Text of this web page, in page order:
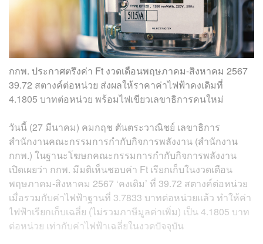
กกพ. ประกาศตรึงค่า Ft งวดเดือนพฤษภาคม-สิงหาคม 2567
39.72 สตางค์ต่อหน่วย ส่งผลให้ราคาค่าไฟฟ้าคงเดิมที่
4.1805 บาทต่อหน่วย พร้อมไฟเขียวเลขาธิการคนใหม่
วันนี้ (27 มีนาคม) คมกฤช ตันตระวาณิชย์ เลขาธิการ
สำนักงานคณะกรรมการกำกับกิจการพลังงาน (สำนักงาน
กกพ.) ในฐานะโฆษกคณะกรรมการกำกับกิจการพลังงาน
เปิดเผยว่า กกพ. มีมติเห็นชอบค่า Ft เรียกเก็บในงวดเดือน
พฤษภาคม-สิงหาคม 2567 ‘คงเดิม’ ที่ 39.72 สตางค์ต่อหน่วย
เมื่อรวมกับค่าไฟฟ้าฐานที่ 3.7833 บาทต่อหน่วยแล้ว ทำให้ค่า
ไฟฟ้าเรียกเก็บเฉลี่ย (ไม่รวมภาษีมูลค่าเพิ่ม) เป็น 4.1805 บาท
ต่อหน่วย เท่ากับค่าไฟฟ้าเฉลี่ยในงวดปัจจุบัน